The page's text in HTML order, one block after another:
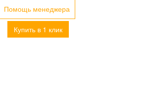
Помощь менеджера
Купить в 1 клик